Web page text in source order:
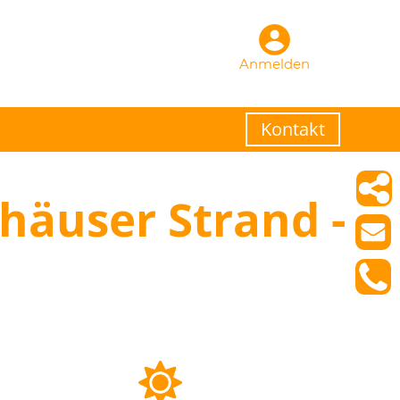
Anmelden
Kontakt
Strand -